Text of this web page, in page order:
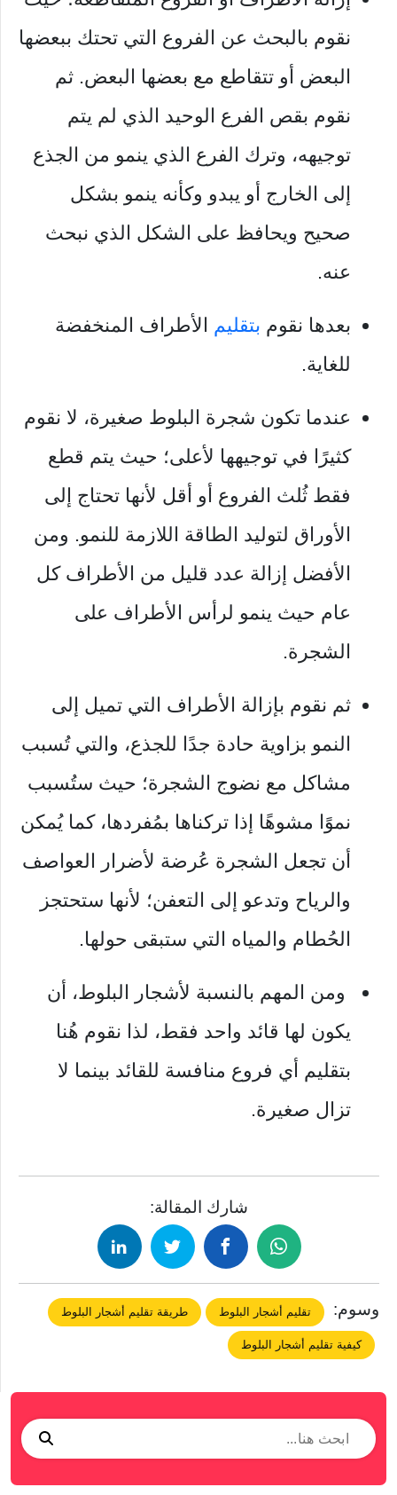
نقوم بالبحث عن الفروع التي تحتك ببعضها
البعض أو تتقاطع مع بعضها البعض. ثم
نقوم بقص الفرع الوحيد الذي لم يتم
توجيهه، وترك الفرع الذي ينمو من الجذع
إلى الخارج أو يبدو وكأنه ينمو بشكل
صحيح ويحافظ على الشكل الذي نبحث
عنه.
بعدها نقوم بتقليم الأطراف المنخفضة
للغاية.
عندما تكون شجرة البلوط صغيرة، لا نقوم
كثيرًا في توجيهها لأعلى؛ حيث يتم قطع
فقط ثُلث الفروع أو أقل لأنها تحتاج إلى
الأوراق لتوليد الطاقة اللازمة للنمو. ومن
الأفضل إزالة عدد قليل من الأطراف كل
عام حيث ينمو لرأس الأطراف على
الشجرة.
ثم نقوم بإزالة الأطراف التي تميل إلى
النمو بزاوية حادة جدًا للجذع، والتي تُسبب
مشاكل مع نضوج الشجرة؛ حيث ستُسبب
نموًا مشوهًا إذا تركناها بمُفردها، كما يُمكن
أن تجعل الشجرة عُرضة لأضرار العواصف
والرياح وتدعو إلى التعفن؛ لأنها ستحتجز
الحُطام والمياه التي ستبقى حولها.
ومن المهم بالنسبة لأشجار البلوط، أن
يكون لها قائد واحد فقط، لذا نقوم هُنا
بتقليم أي فروع منافسة للقائد بينما لا
تزال صغيرة.
شارك المقالة:
وسوم: تقليم أشجار البلوط طريقة تقليم أشجار البلوط
كيفية تقليم أشجار البلوط